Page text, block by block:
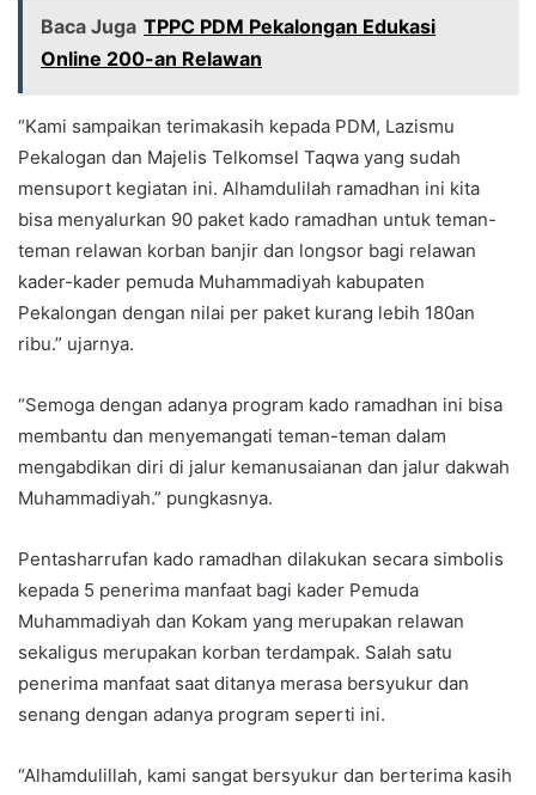
Baca Juga TPPC PDM Pekalongan Edukasi
Online 200-an Relawan
“Kami sampaikan terimakasih kepada PDM, Lazismu
Pekalogan dan Majelis Telkomsel Taqwa yang sudah
mensuport kegiatan ini. Alhamdulilah ramadhan ini kita
bisa menyalurkan 90 paket kado ramadhan untuk teman-
teman relawan korban banjir dan longsor bagi relawan
kader-kader pemuda Muhammadiyah kabupaten
Pekalongan dengan nilai per paket kurang lebih 180an
ribu.” ujarnya.
“Semoga dengan adanya program kado ramadhan ini bisa
membantu dan menyemangati teman-teman dalam
mengabdikan diri di jalur kemanusaianan dan jalur dakwah
Muhammadiyah.” pungkasnya.
Pentasharrufan kado ramadhan dilakukan secara simbolis
kepada 5 penerima manfaat bagi kader Pemuda
Muhammadiyah dan Kokam yang merupakan relawan
sekaligus merupakan korban terdampak. Salah satu
penerima manfaat saat ditanya merasa bersyukur dan
senang dengan adanya program seperti ini.
“Alhamdulillah, kami sangat bersyukur dan berterima kasih